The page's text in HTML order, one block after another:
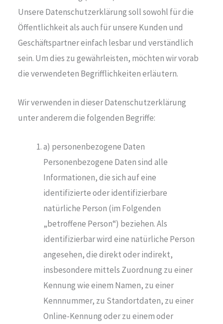
Unsere Datenschutzerklärung soll sowohl für die
Öffentlichkeit als auch für unsere Kunden und
Geschäftspartner einfach lesbar und verständlich
sein. Um dies zu gewährleisten, möchten wir vorab
die verwendeten Begrifflichkeiten erläutern.
Wir verwenden in dieser Datenschutzerklärung
unter anderem die folgenden Begriffe:
a) personenbezogene Daten
Personenbezogene Daten sind alle
Informationen, die sich auf eine
identifizierte oder identifizierbare
natürliche Person (im Folgenden
„betroffene Person“) beziehen. Als
identifizierbar wird eine natürliche Person
angesehen, die direkt oder indirekt,
insbesondere mittels Zuordnung zu einer
Kennung wie einem Namen, zu einer
Kennnummer, zu Standortdaten, zu einer
Online-Kennung oder zu einem oder